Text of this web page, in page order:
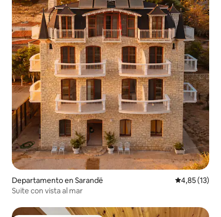
Departamento en Sarandë Calificación
4,85 (13)
Suite con vista al mar